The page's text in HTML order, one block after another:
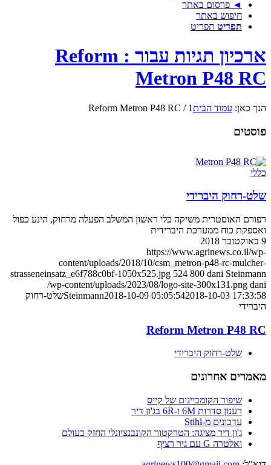
◄ פרסום באתר
חיפוש באתר
תפריט תפריט
ארכיון תגיות עבור : Reform
Metron P48 RC
הנך כאן: עמוד הבית1
/
Reform Metron P48 RC
פוסטים
כללי
שלט-רחוק היברידי
רפורם האוסטרית משיקה כלי ראשון המשלב הפעלה מרחוק, הינע כפול
ואספקת כוח ממערכת היברידית
9 באוקטובר 2018
https://www.agrinews.co.il/wp-
content/uploads/2018/10/csm_metron-p48-rc-mulcher-
strasseneinsatz_e6f788c0bf-1050x525.jpg 524 800 dani Steinmann
/wp-content/uploads/2023/08/logo-site-300x131.png dani
Steinmann2018-10-09 05:05:542018-10-03 17:33:58
שלט-רחוק
היברידי
Reform Metron P48 RC
שלט-רחוק היברידי
מאמרים אחרונים
שיפור הקומביינים של קייס
רענון סדרות 6M ו-6R בג'ון דיר
עדכונים מ-Stihl
ג'ון דיר מציגה: הטרקטור הקונבנציונלי החזק בעולם
ואלטרה G עם גיר רציף